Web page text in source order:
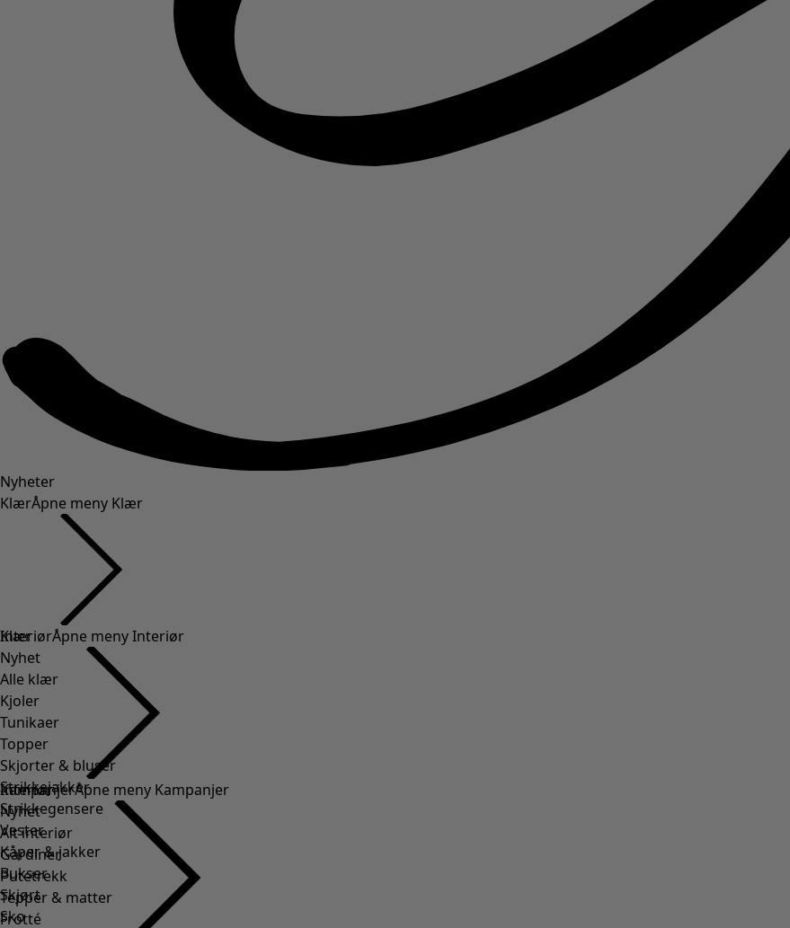
Nyheter
KlærÅpne meny Klær
Klær
Nyhet
Alle klær
Kjoler
Tunikaer
Topper
Skjorter & bluser
Strikkejakker
Strikkegensere
Vester
Kåper & jakker
Bukser
Skjørt
Sko
InteriørÅpne meny Interiør
Interiør
Nyhet
Alt interiør
Gardiner
Putetrekk
Tepper & matter
Frotté
KampanjerÅpne meny Kampanjer